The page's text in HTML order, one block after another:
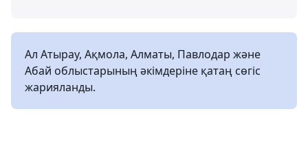
Ал Атырау, Ақмола, Алматы, Павлодар және
Абай облыстарының әкімдеріне қатаң сөгіс
жарияланды.